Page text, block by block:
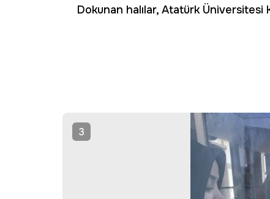
Dokunan halılar, Atatürk
3